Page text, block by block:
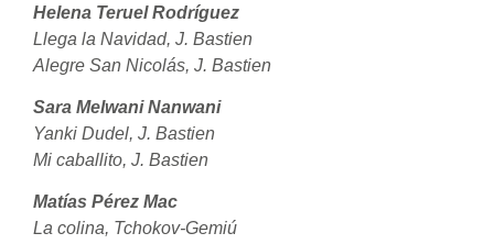
Helena Teruel Rodríguez
Llega la Navidad, J. Bastien
Alegre San Nicolás, J. Bastien
Sara Melwani Nanwani
Yanki Dudel, J. Bastien
Mi caballito, J. Bastien
Matías Pérez Mac
La colina, Tchokov-Gemiú